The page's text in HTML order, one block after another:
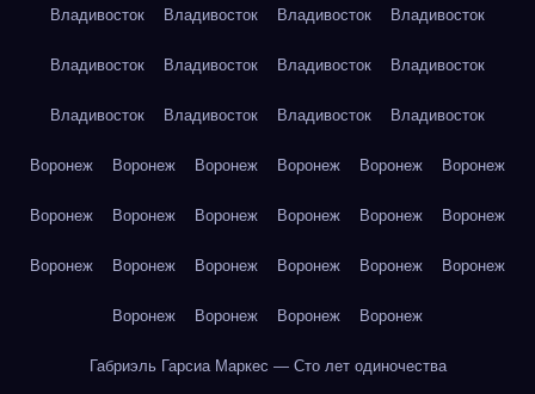
Владивосток Владивосток Владивосток Владивосток
Владивосток Владивосток Владивосток Владивосток
Владивосток Владивосток Владивосток Владивосток
Воронеж Воронеж Воронеж Воронеж Воронеж Воронеж
Воронеж Воронеж Воронеж Воронеж Воронеж Воронеж
Воронеж Воронеж Воронеж Воронеж Воронеж Воронеж
Воронеж Воронеж Воронеж Воронеж
Габриэль Гарсиа Маркес — Сто лет одиночества